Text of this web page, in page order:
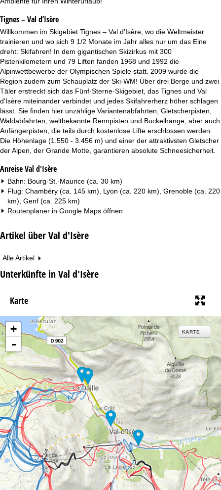
Tignes – Val d’Isère
Willkommen im Skigebiet Tignes – Val d’Isère, wo die Weltmeister
trainieren und wo sich 9 1/2 Monate im Jahr alles nur um das Eine
dreht: Skifahren! In dem gigantischen Skizirkus mit 300
Pistenkilometern und 79 Liften fanden 1968 und 1992 die
Alpinwettbewerbe der Olympischen Spiele statt. 2009 wurde die
Region zudem zum Schauplatz der Ski-WM! Über drei Berge und zwei
Täler erstreckt sich das Fünf-Sterne-Skigebiet, das Tignes und Val
d'Isère miteinander verbindet und jedes Skifahrerherz höher schlagen
lässt. Sie finden hier unzählige Variantenabfahrten, Gletscherpisten,
Waldabfahrten, weltbekannte Rennpisten und Buckelhänge, aber auch
Anfängerpisten, die teils durch kostenlose Lifte erschlossen werden.
Die Höhenlage (1.550 - 3.456 m) und einer der attraktivsten Gletscher
der Alpen, der Grande Motte, garantieren absolute Schneesicherheit.
Anreise Val d'Isère
Bahn: Bourg-St.-Maurice (ca. 30 km)
Flug: Chambéry (ca. 145 km), Lyon (ca. 220 km), Grenoble (ca. 220
km), Genf (ca. 225 km)
Routenplaner in Google Maps öffnen
Artikel über Val d'Isère
Alle Artikel
Unterkünfte in Val d'Isère
Karte
+
-
KARTE